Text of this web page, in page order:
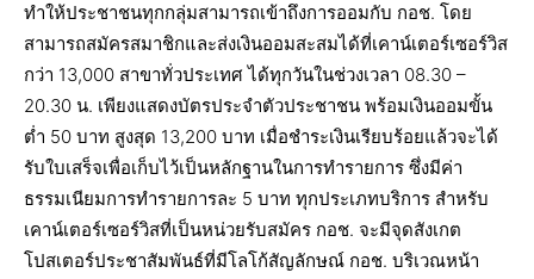
ทำให้ประชาชนทุกกลุ่มสามารถเข้าถึงการออมกับ กอช. โดย
สามารถสมัครสมาชิกและส่งเงินออมสะสมได้ที่เคาน์เตอร์เซอร์วิส
กว่า 13,000 สาขาทั่วประเทศ ได้ทุกวันในช่วงเวลา 08.30 –
20.30 น. เพียงแสดงบัตรประจำตัวประชาชน พร้อมเงินออมขั้น
ต่ำ 50 บาท สูงสุด 13,200 บาท เมื่อชำระเงินเรียบร้อยแล้วจะได้
รับใบเสร็จเพื่อเก็บไว้เป็นหลักฐานในการทำรายการ ซึ่งมีค่า
ธรรมเนียมการทำรายการละ 5 บาท ทุกประเภทบริการ สำหรับ
เคาน์เตอร์เซอร์วิสที่เป็นหน่วยรับสมัคร กอช. จะมีจุดสังเกต
โปสเตอร์ประชาสัมพันธ์ที่มีโลโก้สัญลักษณ์ กอช. บริเวณหน้า